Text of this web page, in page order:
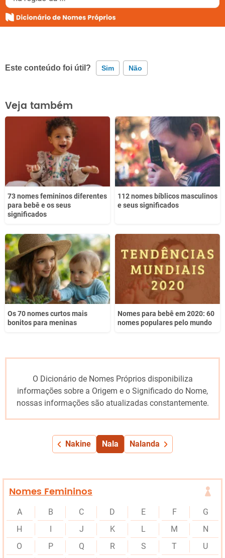
Este conteúdo foi útil? Sim Não
Este conteúdo contém informação incorreta
Este conteúdo não tem a informação que procuro
Veja também
73 nomes femininos diferentes
para bebê e os seus
significados
112 nomes bíblicos masculinos
e seus significados
Os 70 nomes curtos mais
bonitos para meninas
Nomes para bebê em 2020: 60
nomes populares pelo mundo
O Dicionário de Nomes Próprios disponibiliza
informações sobre a Origem e o Significado do Nome,
nossas informações são atualizadas constantemente.
Nakine Nala Nalanda
Nomes Femininos
A B C D E F
G
H
J K L M
N
O
P Q R S T
U